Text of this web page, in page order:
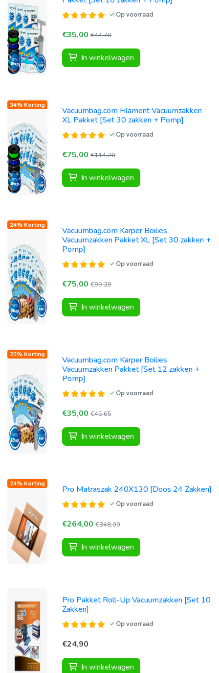
Op voorraad
€35,00 €44,70
In winkelwagen
34% Korting
Vacuumbag.com Filament Vacuumzakken
XL Pakket [Set 30 zakken + Pomp]
Op voorraad
€75,00 €114,20
In winkelwagen
24% Korting
Vacuumbag.com Karper Boilies
Vacuumzakken Pakket XL [Set 30 zakken +
Pomp]
Op voorraad
€75,00 €99,20
In winkelwagen
23% Korting
Vacuumbag.com Karper Boilies
Vacuumzakken Pakket [Set 12 zakken +
Pomp]
Op voorraad
€35,00 €45,65
In winkelwagen
24% Korting
Pro Matraszak 240X130 [Doos 24 Zakken]
Op voorraad
€264,00 €348,00
In winkelwagen
Pro Pakket Roll-Up Vacuumzakken [Set 10
Zakken]
Op voorraad
€24,90
In winkelwagen